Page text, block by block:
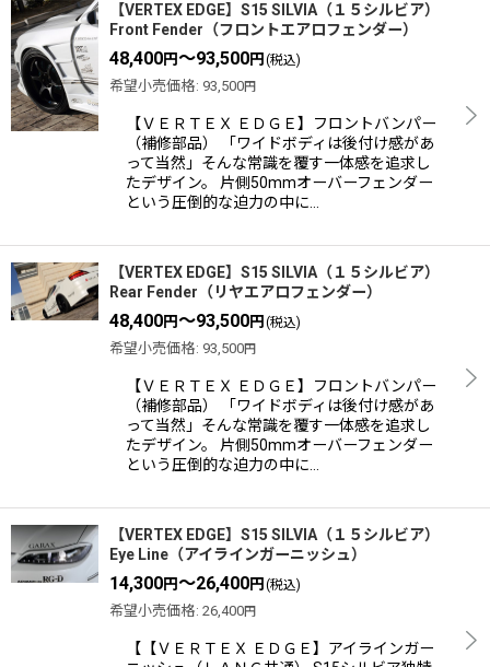
【VERTEX EDGE】S15 SILVIA（１５シルビア）
Front Fender（フロントエアロフェンダー）
48,400円～93,500円 (税込)
希望小売価格: 93,500円
【ＶＥＲＴＥＸ ＥＤＧＥ】フロントバンパー
（補修部品） 「ワイドボディは後付け感があ
って当然」そんな常識を覆す一体感を追求し
たデザイン。 片側50mmオーバーフェンダー
という圧倒的な迫力の中に…
【VERTEX EDGE】S15 SILVIA（１５シルビア）
Rear Fender（リヤエアロフェンダー）
48,400円～93,500円 (税込)
希望小売価格: 93,500円
【ＶＥＲＴＥＸ ＥＤＧＥ】フロントバンパー
（補修部品） 「ワイドボディは後付け感があ
って当然」そんな常識を覆す一体感を追求し
たデザイン。 片側50mmオーバーフェンダー
という圧倒的な迫力の中に…
【VERTEX EDGE】S15 SILVIA（１５シルビア）
Eye Line（アイラインガーニッシュ）
14,300円～26,400円 (税込)
希望小売価格: 26,400円
【【ＶＥＲＴＥＸ ＥＤＧＥ】アイラインガー